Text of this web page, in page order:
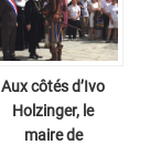
Aux côtés d’Ivo
Holzinger, le
maire de